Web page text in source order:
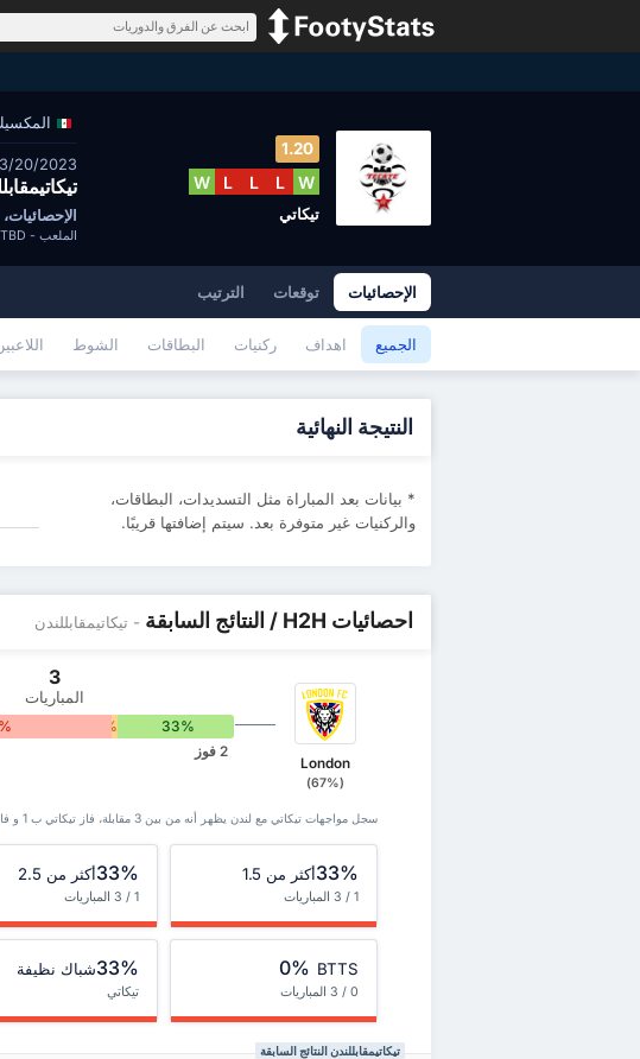
3/20/2023 - 1:00 (Europe/London)
الملعب - TBD
1.20
W
L
L
L
W
تيكاتي
الإحصائيات توقعات الترتيب
الجميع اهداف ركنيات البطاقات الشوط
النتيجة النهائية
* بيانات بعد المباراة مثل التسديدات، البطاقات،
والركنيات ‏غير متوفرة بعد. سيتم إضافتها قريبًا.
احصائيات H2H / النتائج السابقة - تيكاتيمقابللندن
3
المباريات
33%
0%
2 فوز
London
(67%)
سجل مواجهات تيكاتي مع لندن يظهر أنه من بين 3 ‏مقابلة، فاز تيكاتي ب 1 و فاز لندن ب 2 . انتهت 0 مباريات بالتعادل.
33%أكثر من 1.5
1 / 3 المباريات
33%أكثر من 2.5
1 / 3 المباريات
0% BTTS
0 / 3 المباريات
33%شباك نظيفة
تيكاتي
تيكاتيمقابللندن النتائج السابقة